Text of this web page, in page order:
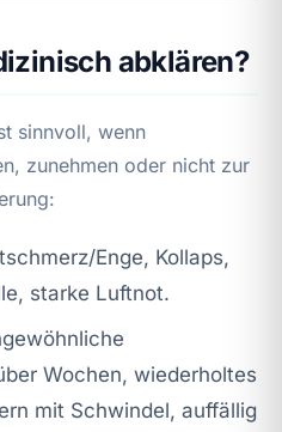
abklären?
sinnvoll, wenn
zunehmen oder nicht zur
Enge, Kollaps,
starke Luftnot.
Wochen, wiederholtes
mit Schwindel, auffällig